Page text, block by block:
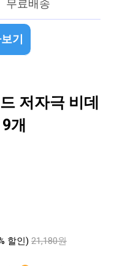
무료배송
기
저자극 비데
개
할인) 21,180원